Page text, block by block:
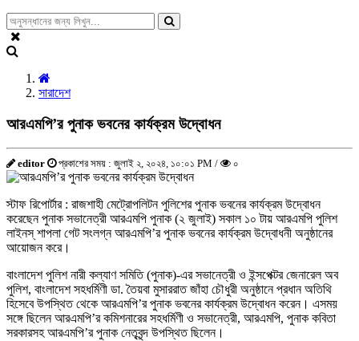
সারাদেশ
আরএমপি’র পুনাক ভবনের কার্যক্রম উদ্বোধন
editor প্রকাশের সময় : জুলাই ২, ২০২৪, ১০:০১ PM / ০
স্টাফ রিপোর্টার : রাজশাহী মেট্রোপলিটন পুলিশের পুনাক ভবনের কার্যক্রম উদ্বোধন
করেছেন পুনাক সভানেত্রী আরএমপি পুনাক (২ জুলাই) সকাল ১০ টায় আরএমপি পুলিশ
লাইনস্ শাপলা গেট সংলগ্ন আরএমপি’র পুনাক ভবনের কার্যক্রম উদ্বোধনী অনুষ্ঠানের
আয়োজন করে।
বাংলাদেশ পুলিশ নারী কল্যাণ সমিতি (পুনাক)-এর সভানেত্রী ও ইন্সপেক্টর জেনারেল অব
পুলিশ, বাংলাদেশ সহধর্মিণী ডা. তৈয়বা মুসাররাত জাঁহা চৌধুরী অনুষ্ঠানে প্রধান অতিথি
হিসেবে উপস্থিত থেকে আরএমপি’র পুনাক ভবনের কার্যক্রম উদ্বোধন করেন। এসময়
সঙ্গে ছিলেন আরএমপি’র কমিশনারের সহধর্মিণী ও সভানেত্রী, আরএমপি, পুনাক কবিতা
সরকারসহ আরএমপি’র পুনাক নেতৃবৃন্দ উপস্থিত ছিলেন।